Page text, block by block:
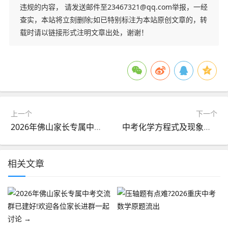
违规的内容， 请发送邮件至23467321@qq.com举报，一经
查实，本站将立刻删除;如已特别标注为本站原创文章的，转
载时请以链接形式注明文章出处，谢谢！
上一个
2026年佛山家长专属中考交流群已建好!欢迎各位家长进群一起讨论 →
下一个
中考化学方程式及现象和考法（超详细版）
相关文章